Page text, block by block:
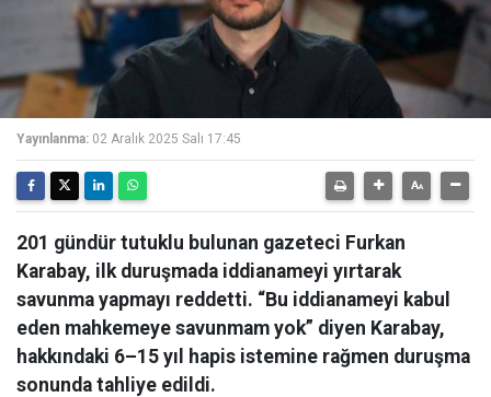
Yayınlanma: 02 Aralık 2025 Salı 17:45
201 gündür tutuklu bulunan gazeteci Furkan
Karabay, ilk duruşmada iddianameyi yırtarak
savunma yapmayı reddetti. “Bu iddianameyi kabul
eden mahkemeye savunmam yok” diyen Karabay,
hakkındaki 6–15 yıl hapis istemine rağmen duruşma
sonunda tahliye edildi.